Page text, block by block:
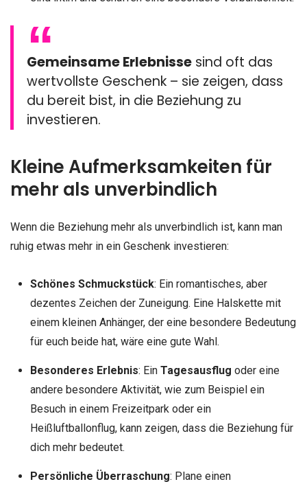
Gemeinsame Erlebnisse sind oft das
wertvollste Geschenk – sie zeigen, dass
du bereit bist, in die Beziehung zu
investieren.
Kleine Aufmerksamkeiten für
mehr als unverbindlich
Wenn die Beziehung mehr als unverbindlich ist, kann man
ruhig etwas mehr in ein Geschenk investieren:
Schönes Schmuckstück: Ein romantisches, aber
dezentes Zeichen der Zuneigung. Eine Halskette mit
einem kleinen Anhänger, der eine besondere Bedeutung
für euch beide hat, wäre eine gute Wahl.
Besonderes Erlebnis: Ein Tagesausflug oder eine
andere besondere Aktivität, wie zum Beispiel ein
Besuch in einem Freizeitpark oder ein
Heißluftballonflug, kann zeigen, dass die Beziehung für
dich mehr bedeutet.
Persönliche Überraschung: Plane einen